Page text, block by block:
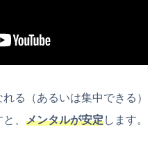
る（あるいは集中できる）
、 メンタルが安定します。